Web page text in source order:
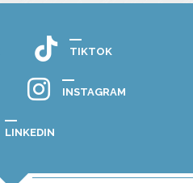
TIKTOK
INSTAGRAM
LINKEDIN